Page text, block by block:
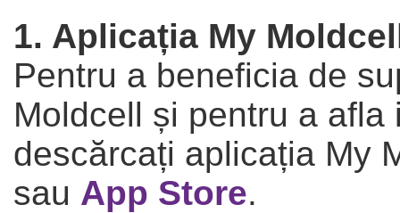
1. Aplicația My
Pentru a beneficia de
Moldcell și pentru a
descărcați aplicația My
sau App Store.